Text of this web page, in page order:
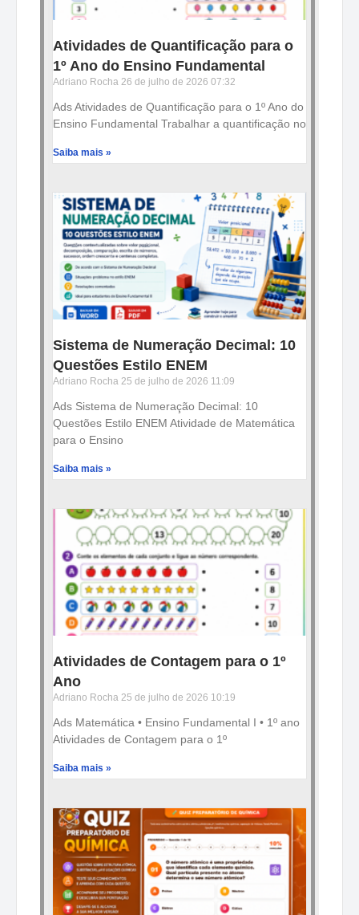
Atividades de Quantificação para o
1º Ano do Ensino Fundamental
Adriano Rocha 26 de julho de 2026 07:32
Ads Atividades de Quantificação para o 1º Ano do
Ensino Fundamental Trabalhar a quantificação no
Saiba mais »
Sistema de Numeração Decimal: 10
Questões Estilo ENEM
Adriano Rocha 25 de julho de 2026 11:09
Ads Sistema de Numeração Decimal: 10
Questões Estilo ENEM Atividade de Matemática
para o Ensino
Saiba mais »
Atividades de Contagem para o 1º
Ano
Adriano Rocha 25 de julho de 2026 10:19
Ads Matemática • Ensino Fundamental I • 1º ano
Atividades de Contagem para o 1º
Saiba mais »